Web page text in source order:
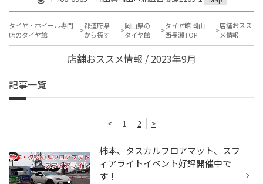
タイヤ・ホイール専門
店のタイヤ館
都道府県
から探す
岡山県の
タイヤ館
タイヤ館 岡山
西長瀬TOP
店舗おスス
メ情報
店舗おススメ情報 / 2023年9月
記事一覧
< 1 2 >
柿本、タスカルフロアマット、スフ
ィアライトイベント好評開催中で
す！